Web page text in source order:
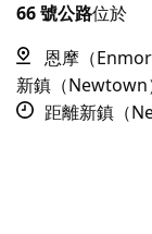
66 號公路位於
恩摩（
新鎮（Newtown
距離新鎮（